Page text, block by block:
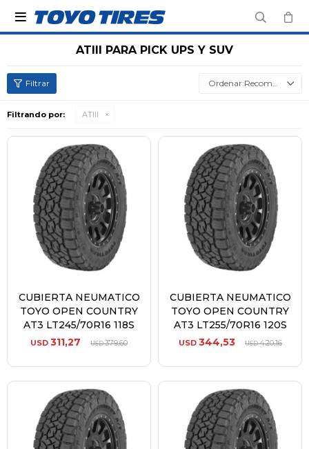

ATIII PARA PICK UPS Y SUV
Recomendados
Filtrando por: ATIII
CUBIERTA NEUMATICO
TOYO OPEN COUNTRY
AT3 LT245/70R16 118S
USD 311,27 USD379,60
CUBIERTA NEUMATICO
TOYO OPEN COUNTRY
AT3 LT255/70R16 120S
USD 344,53 USD420,16